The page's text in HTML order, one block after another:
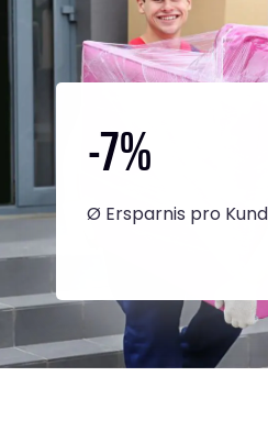
-7%
Ø Ersparnis pro